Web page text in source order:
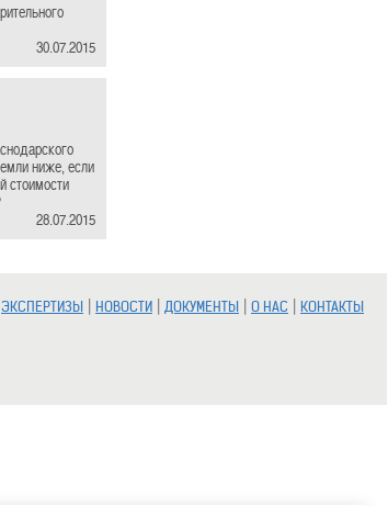
30.07.2015
ниже, если
стоимости
28.07.2015
ЭКСПЕРТИЗЫ | НОВОСТИ | ДОКУМЕНТЫ | О НАС | КОНТАКТЫ